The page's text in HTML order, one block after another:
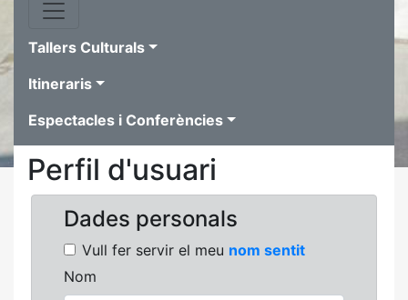
Tallers Culturals
Itineraris
Espectacles i Conferències
Perfil d'usuari
Dades personals
Vull fer servir el meu nom sentit
Nom